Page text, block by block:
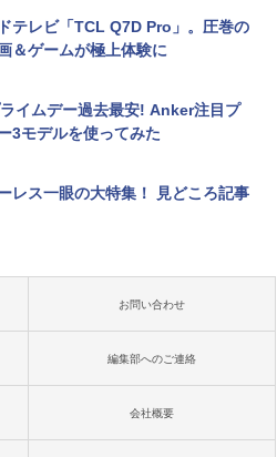
テレビ「TCL Q7D Pro」。圧巻の
＆ゲームが極上体験に
イムデー過去最安! Anker注目プ
3モデルを使ってみた
レス一眼の大特集！ 見どころ記事
お問い合わせ
編集部へのご連絡
会社概要